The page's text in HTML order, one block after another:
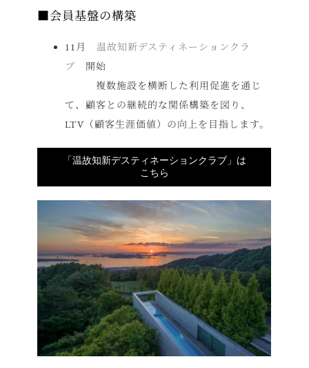
■会員基盤の構築
11月 温故知新デスティネーションクラ
ブ 開始
複数施設を横断した利用促進を通じ
て、顧客との継続的な関係構築を図り、
LTV（顧客生涯価値）の向上を目指します。
「温故知新デスティネーションクラブ」は
こちら